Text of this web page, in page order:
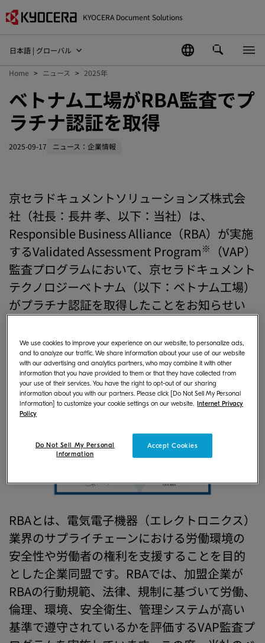
KYOCERA Document Solutions
日本語 | グローバル
Home ニュース 2025年
ベトナム工場がRBA監査でプ
ラチナ認証を取得
2025-09-17 ニュース：企業情報
京セラドキュメントソリューションズ株式会
社（社長：長井 孝、以下：当社）は、
Responsible Business Alliance（RBA）が実施
するValidated Assessment Program※
（VAP）
監査プログラムにおいて、京セラドキュメント
テクノロジーベトナム（以下：ベトナム工場）
がプラチナ認証を取得したことをお知らせい
京セラドキュメントテクノロジー石龍（中国
工場）に続き、2か所目となります。
RBAとは、電気電子機器（エレクトロニクス）
業界のサプライチェーンにおける労働環境の
安全性や労働者の権利を支援することを目的
とした企業同盟です。RBAでは、加盟企業が
RBAの行動規範、法律、規制に基づいて労働、
倫理、環境、安全衛生、管理システムが高い
基準で遵守されているかを評価するVAP監査プ
We use cookies to improve your experience on our website, to personalize ads,
and to analyze our traffic. We share information about your use of our website
with our advertising and analytics partners, who may combine it with other
information that you have provided to them or that they have collected from
your use of their services. You have the right to opt-out of our sharing
information about you with our partners. Please click [Do Not Sell My Personal
Information] to customize your cookie settings on our website. Internet Privacy
Policy
Accept Cookies
Do Not Sell My Personal
Information